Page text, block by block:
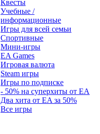
Квесты
Учебные /
информационные
Игры для всей семьи
Спортивные
Мини-игры
EA Games
Игровая валюта
Steam игры
Игры по подписке
- 50% на суперхиты от EA
Два хита от EA за 50%
Все игры